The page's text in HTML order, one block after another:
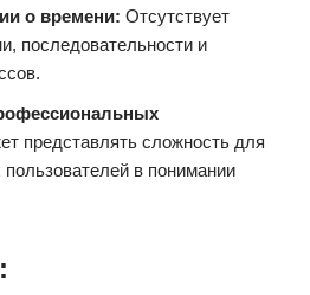
о времени: Отсутствует
последовательности и
представлять сложность для
в понимании